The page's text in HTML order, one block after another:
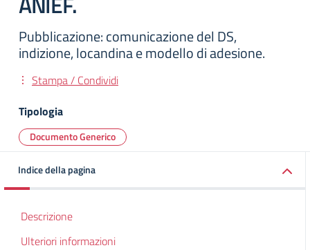
Pubblicazione: comunicazione del DS,
indizione, locandina e modello di adesione.
Stampa / Condividi
Tipologia
Documento Generico
Indice della pagina
Descrizione
Ulteriori informazioni